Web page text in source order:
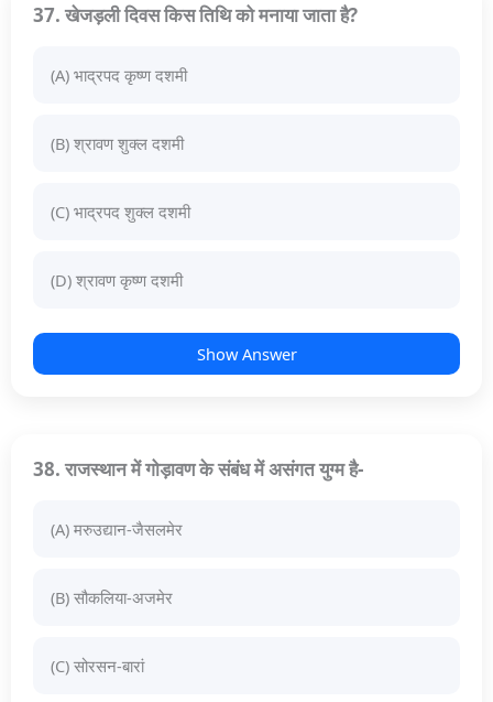
37. खेजड़ली दिवस किस तिथि को मनाया जाता है?
(A) भाद्रपद कृष्ण दशमी
(B) श्रावण शुक्ल दशमी
(C) भाद्रपद शुक्ल दशमी
(D) श्रावण कृष्ण दशमी
Show Answer
38. राजस्थान में गोड़ावण के संबंध में असंगत युग्म है-
(A) मरुउद्यान-जैसलमेर
(B) सौकलिया-अजमेर
(C) सोरसन-बारां